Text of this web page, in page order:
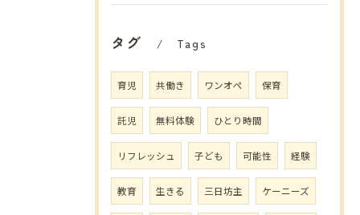
タグ Tags
育児 共働き ワンオペ 保育
託児 無料体験 ひとり時間
リフレッシュ 子ども 可能性 経験
教育 生きる 三日坊主 ケーニーズ